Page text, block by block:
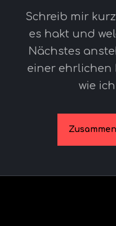
Schreib mir
es hakt und
Nächstes
einer ehrlichen
wie